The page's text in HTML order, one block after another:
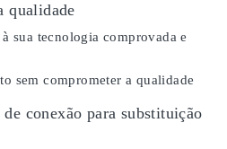
qualidade
sua tecnologia comprovada e
sem comprometer a qualidade
conexão para substituição